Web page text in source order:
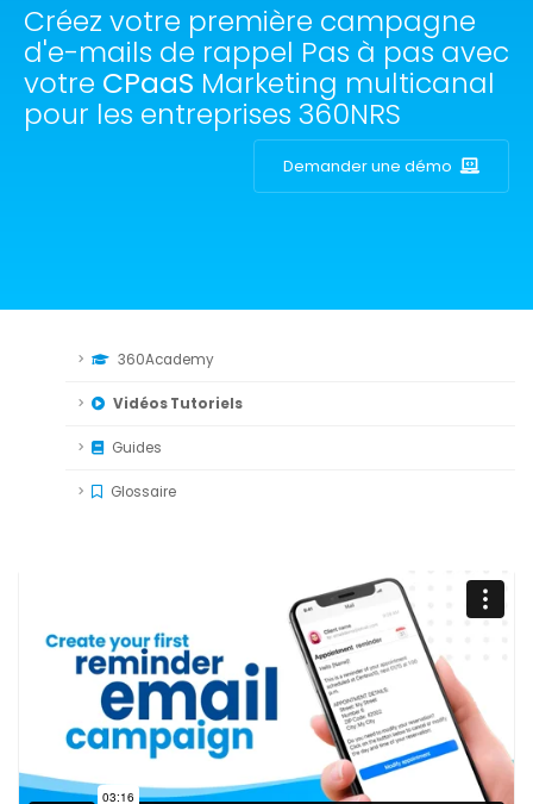
Créez votre première campagne
d'e-mails de rappel Pas à pas avec
votre CPaaS Marketing multicanal
pour les entreprises 360NRS
Demander une démo
360Academy
Vidéos Tutoriels
Guides
Glossaire